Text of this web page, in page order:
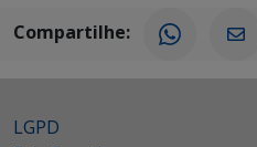
Compartilhe:
LGPD